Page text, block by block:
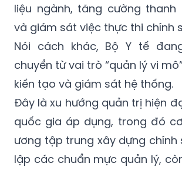
liệu ngành, tăng cường
và giám sát việc thực thi chính
Nói cách khác, Bộ Y tế
chuyển từ vai trò “quản lý vi
kiến tạo và giám sát hệ thống.
Đây là xu hướng quản trị hiện
quốc gia áp dụng, trong đó
ương tập trung xây dựng chính
lập các chuẩn mực quản lý,